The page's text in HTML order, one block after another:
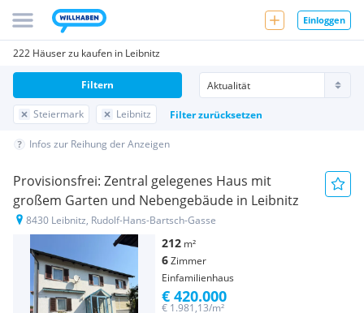
Einloggen
222 Häuser zu kaufen in Leibnitz
Steiermark Leibnitz Filter zurücksetzen
Filtern
Infos zur Reihung der Anzeigen
Provisionsfrei: Zentral gelegenes Haus mit
großem Garten und Nebengebäude in Leibnitz
8430 Leibnitz, Rudolf-Hans-Bartsch-Gasse
212 m²
6Zimmer
Einfamilienhaus
€ 1.981,13/m²
€ 420.000